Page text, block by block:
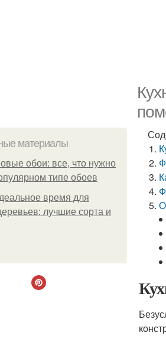
материалы
обои: все, что нужно
типе обоев
время для
лучшие сорта и